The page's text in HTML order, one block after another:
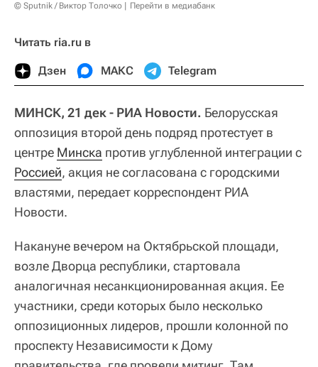
© Sputnik / Виктор Толочко Перейти в медиабанк
Читать ria.ru в
Дзен МАКС Telegram
МИНСК, 21 дек - РИА Новости. Белорусская
оппозиция второй день подряд протестует в
центре Минска против углубленной интеграции с
Россией, акция не согласована с городскими
властями, передает корреспондент РИА
Новости.
Накануне вечером на Октябрьской площади,
возле Дворца республики, стартовала
аналогичная несанкционированная акция. Ее
участники, среди которых было несколько
оппозиционных лидеров, прошли колонной по
проспекту Независимости к Дому